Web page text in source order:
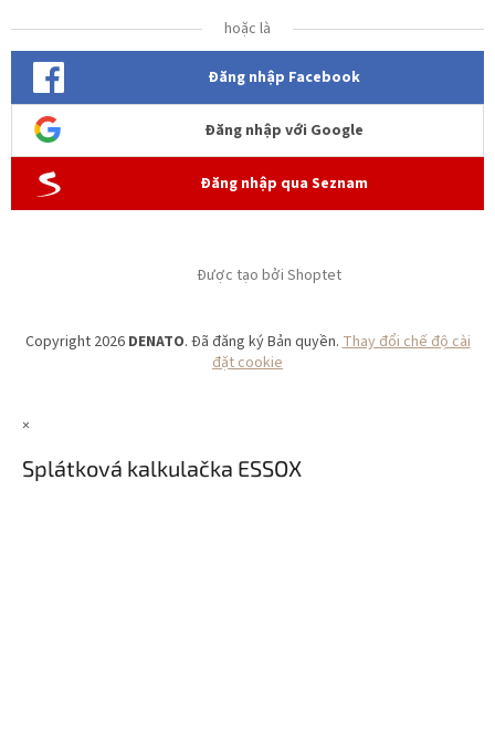
hoặc là
Đăng nhập Facebook
Đăng nhập với Google
Đăng nhập qua Seznam
Được tạo bởi Shoptet
Copyright 2026 DENATO. Đã đăng ký Bản quyền.Thay đổi chế độ cài
đặt cookie
×
Splátková kalkulačka ESSOX